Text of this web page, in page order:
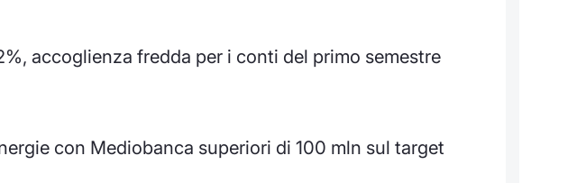
accoglienza fredda per i conti del primo semestre
con Mediobanca superiori di 100 mln sul target